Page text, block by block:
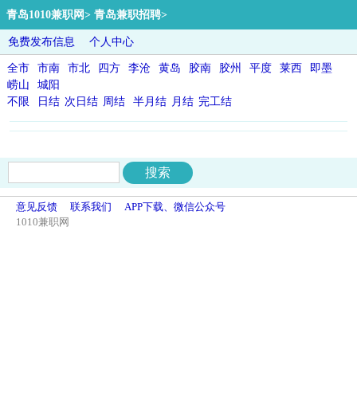
青岛1010兼职网> 青岛兼职招聘>
免费发布信息 个人中心
全市 市南 市北 四方 李沧 黄岛 胶南 胶州 平度 莱西
即墨
崂山
城阳
不限
日结 次日结 周结 半月结 月结 完工结
意见反馈 联系我们
APP下载、微信公众号
1010兼职网